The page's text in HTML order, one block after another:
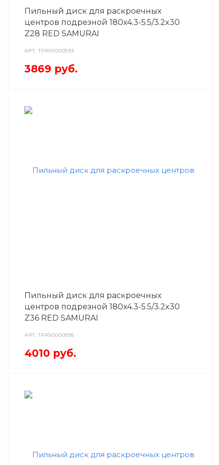
Пильный диск для раскроечных
центров подрезной 180x4.3-5.5/3.2x30
Z28 RED SAMURAI
АРТ.TPRS0000593
3869 руб.
Пильный диск для раскроечных
центров подрезной 180x4.3-5.5/3.2x30
Z36 RED SAMURAI
АРТ.TPRS0000595
4010 руб.